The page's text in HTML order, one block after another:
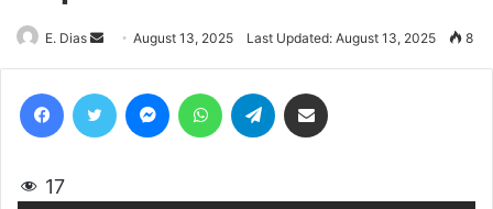
E. Dias
Send
an
August 13, 2025 Last Updated: August 13, 2025 8
17